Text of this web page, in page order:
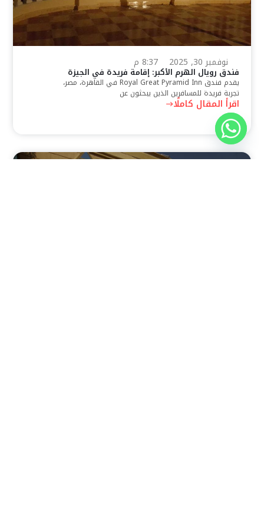
نوفمبر 30, 2025 8:37 م
فندق رويال الهرم الأكبر: إقامة فريدة في الجيزة
يقدم فندق Royal Great Pyramid Inn في القاهرة، مصر،
تجربة فريدة للمسافرين الذين يبحثون عن
اقرأ المقال كاملًا